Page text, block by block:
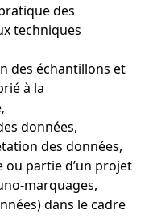
des
techniques
des échantillons et
à la
données,
des données,
ou partie d’un projet
marquages,
dans le cadre